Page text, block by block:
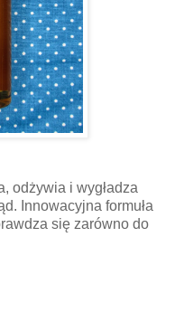
odżywia i wygładza
Innowacyjna formuła
się zarówno do